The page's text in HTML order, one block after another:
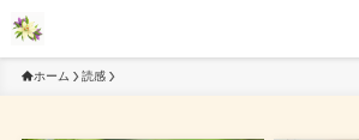
ホーム 読感